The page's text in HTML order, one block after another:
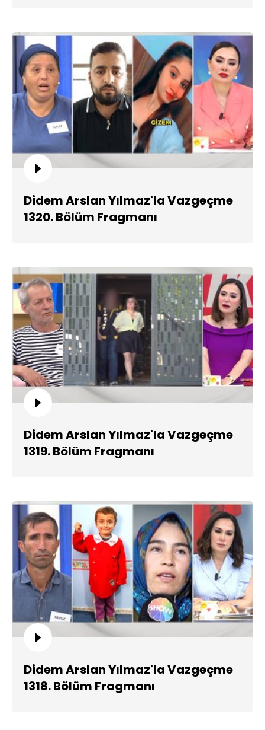
Didem Arslan Yılmaz'la Vazgeçme
1320. Bölüm Fragmanı
Didem Arslan Yılmaz'la Vazgeçme
1319. Bölüm Fragmanı
Didem Arslan Yılmaz'la Vazgeçme
1318. Bölüm Fragmanı